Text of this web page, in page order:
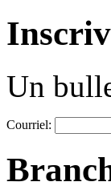
Un
Courriel: